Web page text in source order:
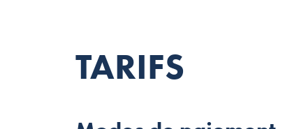
TARIFS